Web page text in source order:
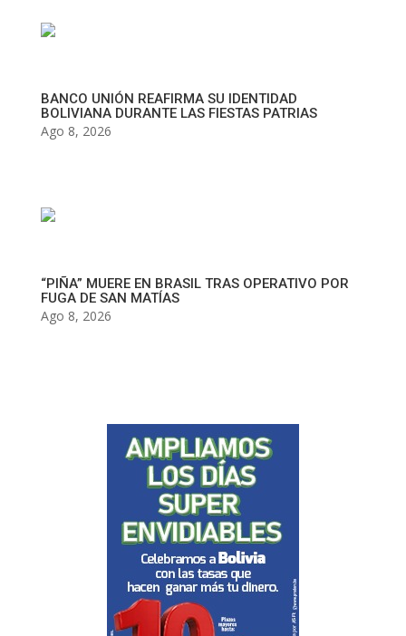
BANCO UNIÓN REAFIRMA SU IDENTIDAD
BOLIVIANA DURANTE LAS FIESTAS PATRIAS
Ago 8, 2026
“PIÑA” MUERE EN BRASIL TRAS OPERATIVO POR
FUGA DE SAN MATÍAS
Ago 8, 2026